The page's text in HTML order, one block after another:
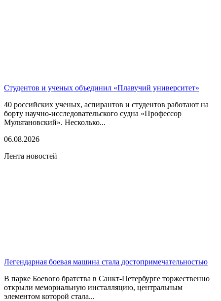
Студентов и ученых объединил «Плавучий университет»
40 российских ученых, аспирантов и студентов работают на
борту научно-исследовательского судна «Профессор
Мультановский». Несколько...
06.08.2026
Лента новостей
Легендарная боевая машина стала достопримечательностью
В парке Боевого братства в Санкт-Петербурге торжественно
открыли мемориальную инсталляцию, центральным
элементом которой стала...